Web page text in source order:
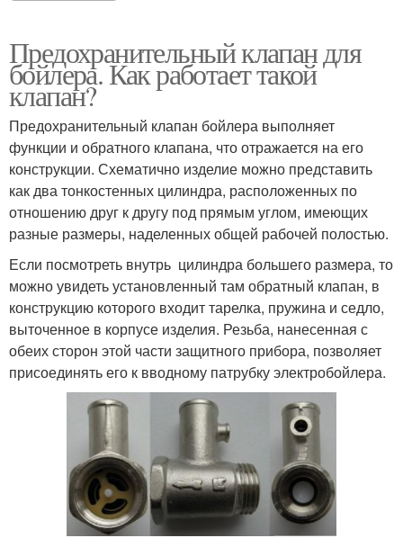
Предохранительный клапан для
бойлера. Как работает такой
клапан?
Предохранительный клапан бойлера выполняет
функции и обратного клапана, что отражается на его
конструкции. Схематично изделие можно представить
как два тонкостенных цилиндра, расположенных по
отношению друг к другу под прямым углом, имеющих
разные размеры, наделенных общей рабочей полостью.
Если посмотреть внутрь цилиндра большего размера, то
можно увидеть установленный там обратный клапан, в
конструкцию которого входит тарелка, пружина и седло,
выточенное в корпусе изделия. Резьба, нанесенная с
обеих сторон этой части защитного прибора, позволяет
присоединять его к вводному патрубку электробойлера.